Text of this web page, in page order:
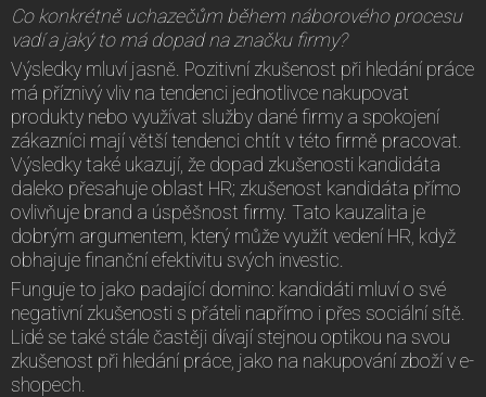
Co konkrétně uchazečům během náborového procesu
vadí a jaký to má dopad na značku firmy?
Výsledky mluví jasně. Pozitivní zkušenost při hledání práce
má příznivý vliv na tendenci jednotlivce nakupovat
produkty nebo využívat služby dané firmy a spokojení
zákazníci mají větší tendenci chtít v této firmě pracovat.
Výsledky také ukazují, že dopad zkušenosti kandidáta
daleko přesahuje oblast HR; zkušenost kandidáta přímo
ovlivňuje brand a úspěšnost firmy. Tato kauzalita je
dobrým argumentem, který může využít vedení HR, když
obhajuje finanční efektivitu svých investic.
Funguje to jako padající domino: kandidáti mluví o své
negativní zkušenosti s přáteli napřímo i přes sociální sítě.
Lidé se také stále častěji dívají stejnou optikou na svou
zkušenost při hledání práce, jako na nakupování zboží v e-
shopech.